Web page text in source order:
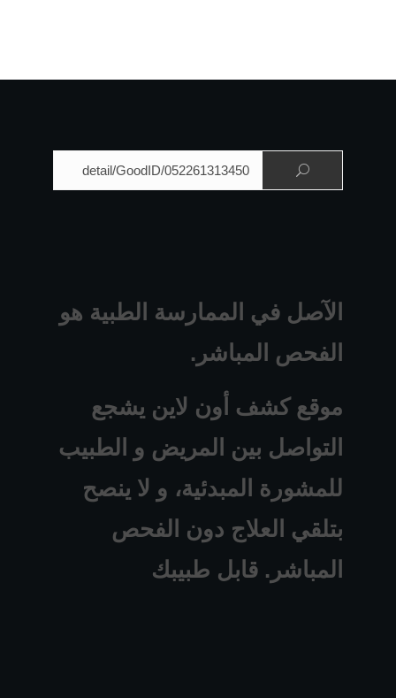
الآصل في الممارسة الطبية هو
الفحص المباشر.
موقع كشف أون لاين يشجع
التواصل بين المريض و الطبيب
للمشورة المبدئية، و لا ينصح
بتلقي العلاج دون الفحص
المباشر. قابل طبيبك